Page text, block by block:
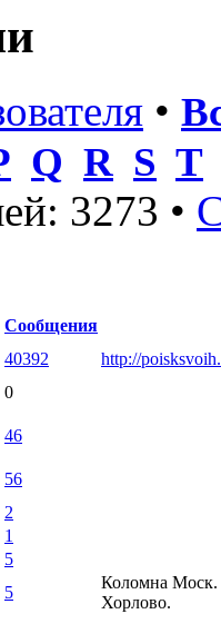
•
Q R S T
3273 •
Сообщения
40392
http://
0
46
56
2
1
5
5
Коломна Моск.
Хорлово.